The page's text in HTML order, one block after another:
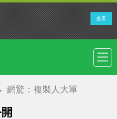
網驚：複製人大軍